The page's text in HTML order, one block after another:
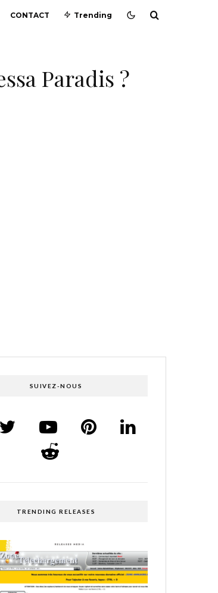
CONTACT Trending
Paradis ?
SUIVEZ-NOUS
TRENDING RELEASES